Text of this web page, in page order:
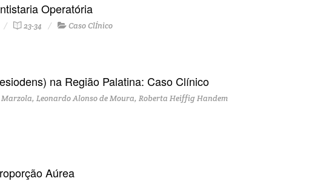
Operatória
23-34 Caso ClÍnico
na Região Palatina: Caso Clínico
Leonardo Alonso de Moura, Roberta Heiffig Handem
Aúrea